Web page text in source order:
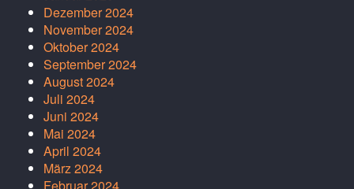
Dezember 2024
November 2024
Oktober 2024
September 2024
August 2024
Juli 2024
Juni 2024
Mai 2024
April 2024
März 2024
Februar 2024